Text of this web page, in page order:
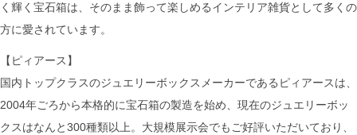
く輝く宝石箱は、そのまま飾って楽しめるインテリア雑貨として多くの
方に愛されています。
【ピィアース】
国内トップクラスのジュエリーボックスメーカーであるピィアースは、
2004年ごろから本格的に宝石箱の製造を始め、現在のジュエリーボッ
クスはなんと300種類以上。大規模展示会でもご好評いただいており、